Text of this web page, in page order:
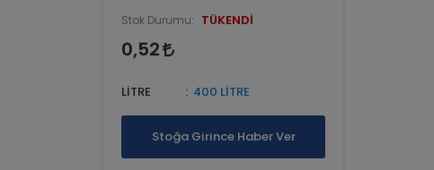
Stok Durumu: TÜKENDİ
0,52
LİTRE 400 LİTRE
Stoğa Girince Haber Ver